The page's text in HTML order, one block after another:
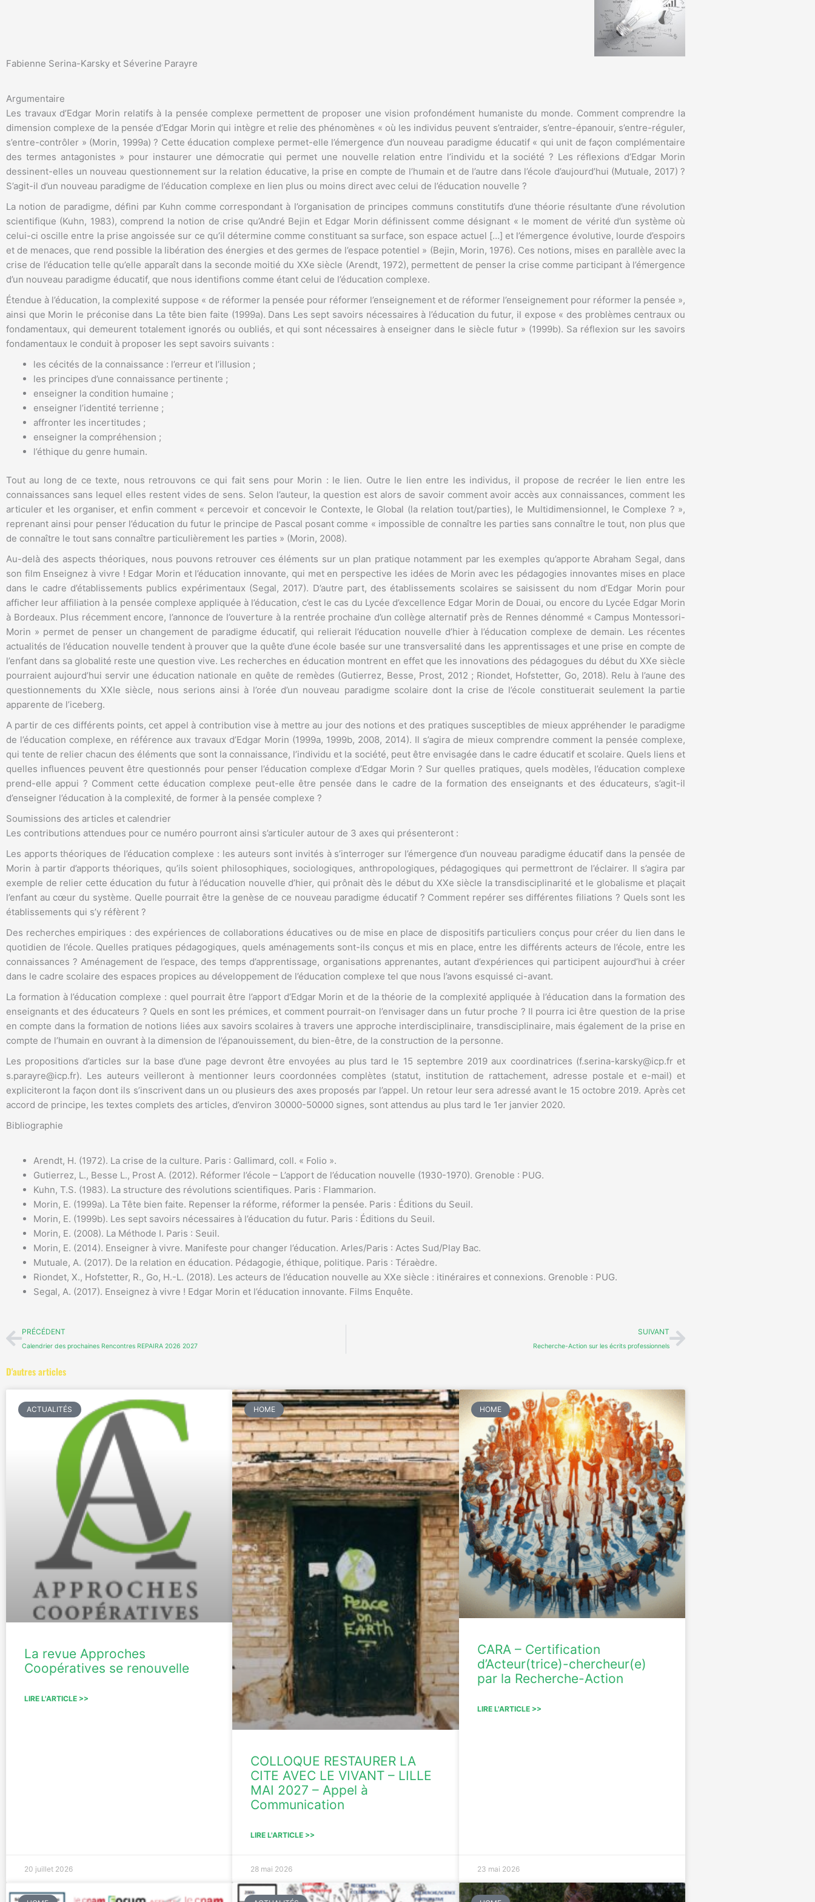
Fabienne Serina-Karsky et Séverine Parayre
Argumentaire
Les travaux d’Edgar Morin relatifs à la pensée complexe permettent de proposer une vision profondément humaniste du monde. Comment comprendre la
dimension complexe de la pensée d’Edgar Morin qui intègre et relie des phénomènes « où les individus peuvent s’entraider, s’entre-épanouir, s’entre-réguler,
s’entre-contrôler » (Morin, 1999a) ? Cette éducation complexe permet-elle l’émergence d’un nouveau paradigme éducatif « qui unit de façon complémentaire
des termes antagonistes » pour instaurer une démocratie qui permet une nouvelle relation entre l’individu et la société ? Les réflexions d’Edgar Morin
dessinent-elles un nouveau questionnement sur la relation éducative, la prise en compte de l’humain et de l’autre dans l’école d’aujourd’hui (Mutuale, 2017) ?
S’agit-il d’un nouveau paradigme de l’éducation complexe en lien plus ou moins direct avec celui de l’éducation nouvelle ?
La notion de paradigme, défini par Kuhn comme correspondant à l’organisation de principes communs constitutifs d’une théorie résultante d’une révolution
scientifique (Kuhn, 1983), comprend la notion de crise qu’André Bejin et Edgar Morin définissent comme désignant « le moment de vérité d’un système où
celui-ci oscille entre la prise angoissée sur ce qu’il détermine comme constituant sa surface, son espace actuel […] et l’émergence évolutive, lourde d’espoirs
et de menaces, que rend possible la libération des énergies et des germes de l’espace potentiel » (Bejin, Morin, 1976). Ces notions, mises en parallèle avec la
crise de l’éducation telle qu’elle apparaît dans la seconde moitié du XXe siècle (Arendt, 1972), permettent de penser la crise comme participant à l’émergence
d’un nouveau paradigme éducatif, que nous identifions comme étant celui de l’éducation complexe.
Étendue à l’éducation, la complexité suppose « de réformer la pensée pour réformer l’enseignement et de réformer l’enseignement pour réformer la pensée »,
ainsi que Morin le préconise dans La tête bien faite (1999a). Dans Les sept savoirs nécessaires à l’éducation du futur, il expose « des problèmes centraux ou
fondamentaux, qui demeurent totalement ignorés ou oubliés, et qui sont nécessaires à enseigner dans le siècle futur » (1999b). Sa réflexion sur les savoirs
fondamentaux le conduit à proposer les sept savoirs suivants :
les cécités de la connaissance : l’erreur et l’illusion ;
les principes d’une connaissance pertinente ;
enseigner la condition humaine ;
enseigner l’identité terrienne ;
affronter les incertitudes ;
enseigner la compréhension ;
l’éthique du genre humain.
Tout au long de ce texte, nous retrouvons ce qui fait sens pour Morin : le lien. Outre le lien entre les individus, il propose de recréer le lien entre les
connaissances sans lequel elles restent vides de sens. Selon l’auteur, la question est alors de savoir comment avoir accès aux connaissances, comment les
articuler et les organiser, et enfin comment « percevoir et concevoir le Contexte, le Global (la relation tout/parties), le Multidimensionnel, le Complexe ? »,
reprenant ainsi pour penser l’éducation du futur le principe de Pascal posant comme « impossible de connaître les parties sans connaître le tout, non plus que
de connaître le tout sans connaître particulièrement les parties » (Morin, 2008).
Au-delà des aspects théoriques, nous pouvons retrouver ces éléments sur un plan pratique notamment par les exemples qu’apporte Abraham Segal, dans
son film Enseignez à vivre ! Edgar Morin et l’éducation innovante, qui met en perspective les idées de Morin avec les pédagogies innovantes mises en place
dans le cadre d’établissements publics expérimentaux (Segal, 2017). D’autre part, des établissements scolaires se saisissent du nom d’Edgar Morin pour
afficher leur affiliation à la pensée complexe appliquée à l’éducation, c’est le cas du Lycée d’excellence Edgar Morin de Douai, ou encore du Lycée Edgar Morin
à Bordeaux. Plus récemment encore, l’annonce de l’ouverture à la rentrée prochaine d’un collège alternatif près de Rennes dénommé « Campus Montessori-
Morin » permet de penser un changement de paradigme éducatif, qui relierait l’éducation nouvelle d’hier à l’éducation complexe de demain. Les récentes
actualités de l’éducation nouvelle tendent à prouver que la quête d’une école basée sur une transversalité dans les apprentissages et une prise en compte de
l’enfant dans sa globalité reste une question vive. Les recherches en éducation montrent en effet que les innovations des pédagogues du début du XXe siècle
pourraient aujourd’hui servir une éducation nationale en quête de remèdes (Gutierrez, Besse, Prost, 2012 ; Riondet, Hofstetter, Go, 2018). Relu à l’aune des
questionnements du XXIe siècle, nous serions ainsi à l’orée d’un nouveau paradigme scolaire dont la crise de l’école constituerait seulement la partie
apparente de l’iceberg.
A partir de ces différents points, cet appel à contribution vise à mettre au jour des notions et des pratiques susceptibles de mieux appréhender le paradigme
de l’éducation complexe, en référence aux travaux d’Edgar Morin (1999a, 1999b, 2008, 2014). Il s’agira de mieux comprendre comment la pensée complexe,
qui tente de relier chacun des éléments que sont la connaissance, l’individu et la société, peut être envisagée dans le cadre éducatif et scolaire. Quels liens et
quelles influences peuvent être questionnés pour penser l’éducation complexe d’Edgar Morin ? Sur quelles pratiques, quels modèles, l’éducation complexe
prend-elle appui ? Comment cette éducation complexe peut-elle être pensée dans le cadre de la formation des enseignants et des éducateurs, s’agit-il
d’enseigner l’éducation à la complexité, de former à la pensée complexe ?
Soumissions des articles et calendrier
Les contributions attendues pour ce numéro pourront ainsi s’articuler autour de 3 axes qui présenteront :
Les apports théoriques de l’éducation complexe : les auteurs sont invités à s’interroger sur l’émergence d’un nouveau paradigme éducatif dans la pensée de
Morin à partir d’apports théoriques, qu’ils soient philosophiques, sociologiques, anthropologiques, pédagogiques qui permettront de l’éclairer. Il s’agira par
exemple de relier cette éducation du futur à l’éducation nouvelle d’hier, qui prônait dès le début du XXe siècle la transdisciplinarité et le globalisme et plaçait
l’enfant au cœur du système. Quelle pourrait être la genèse de ce nouveau paradigme éducatif ? Comment repérer ses différentes filiations ? Quels sont les
établissements qui s’y réfèrent ?
Des recherches empiriques : des expériences de collaborations éducatives ou de mise en place de dispositifs particuliers conçus pour créer du lien dans le
quotidien de l’école. Quelles pratiques pédagogiques, quels aménagements sont-ils conçus et mis en place, entre les différents acteurs de l’école, entre les
connaissances ? Aménagement de l’espace, des temps d’apprentissage, organisations apprenantes, autant d’expériences qui participent aujourd’hui à créer
dans le cadre scolaire des espaces propices au développement de l’éducation complexe tel que nous l’avons esquissé ci-avant.
La formation à l’éducation complexe : quel pourrait être l’apport d’Edgar Morin et de la théorie de la complexité appliquée à l’éducation dans la formation des
enseignants et des éducateurs ? Quels en sont les prémices, et comment pourrait-on l’envisager dans un futur proche ? Il pourra ici être question de la prise
en compte dans la formation de notions liées aux savoirs scolaires à travers une approche interdisciplinaire, transdisciplinaire, mais également de la prise en
compte de l’humain en ouvrant à la dimension de l’épanouissement, du bien-être, de la construction de la personne.
Les propositions d’articles sur la base d’une page devront être envoyées au plus tard le 15 septembre 2019 aux coordinatrices (f.serina-karsky@icp.fr et
s.parayre@icp.fr). Les auteurs veilleront à mentionner leurs coordonnées complètes (statut, institution de rattachement, adresse postale et e-mail) et
expliciteront la façon dont ils s’inscrivent dans un ou plusieurs des axes proposés par l’appel. Un retour leur sera adressé avant le 15 octobre 2019. Après cet
accord de principe, les textes complets des articles, d’environ 30000-50000 signes, sont attendus au plus tard le 1er janvier 2020.
Bibliographie
Arendt, H. (1972). La crise de la culture. Paris : Gallimard, coll. « Folio ».
Gutierrez, L., Besse L., Prost A. (2012). Réformer l’école – L’apport de l’éducation nouvelle (1930-1970). Grenoble : PUG.
Kuhn, T.S. (1983). La structure des révolutions scientifiques. Paris : Flammarion.
Morin, E. (1999a). La Tête bien faite. Repenser la réforme, réformer la pensée. Paris : Éditions du Seuil.
Morin, E. (1999b). Les sept savoirs nécessaires à l’éducation du futur. Paris : Éditions du Seuil.
Morin, E. (2008). La Méthode I. Paris : Seuil.
Morin, E. (2014). Enseigner à vivre. Manifeste pour changer l’éducation. Arles/Paris : Actes Sud/Play Bac.
Mutuale, A. (2017). De la relation en éducation. Pédagogie, éthique, politique. Paris : Téraèdre.
Riondet, X., Hofstetter, R., Go, H.-L. (2018). Les acteurs de l’éducation nouvelle au XXe siècle : itinéraires et connexions. Grenoble : PUG.
Segal, A. (2017). Enseignez à vivre ! Edgar Morin et l’éducation innovante. Films Enquête.
Précédent
PRÉCÉDENT
Calendrier des prochaines Rencontres REPAIRA 2026 2027
SUIVANT
Recherche-Action sur les écrits professionnels
Suivant
D'autres articles
ACTUALITÉS
La revue Approches
Coopératives se renouvelle
LIRE L'ARTICLE >>
20 juillet 2026
HOME
COLLOQUE RESTAURER LA
CITE AVEC LE VIVANT – LILLE
MAI 2027 – Appel à
Communication
LIRE L'ARTICLE >>
28 mai 2026
HOME
CARA – Certification
d’Acteur(trice)-chercheur(e)
par la Recherche-Action
LIRE L'ARTICLE >>
23 mai 2026